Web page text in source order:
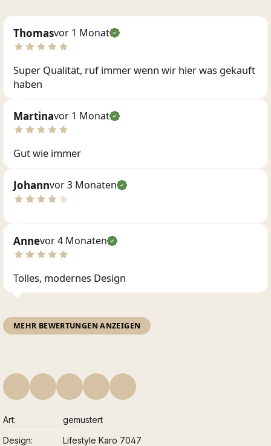
Thomasvor 1 Monat
Super Qualität, ruf immer wenn wir hier was gekauft
haben
Martinavor 1 Monat
Gut wie immer
Johannvor 3 Monaten
Annevor 4 Monaten
Tolles, modernes Design
MEHR BEWERTUNGEN ANZEIGEN
Art
gemustert
Design
Lifestyle Karo 7047